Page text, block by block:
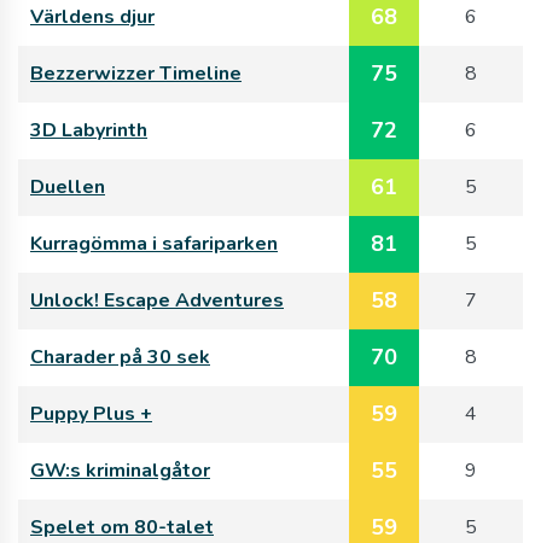
Världens djur 68 6
Bezzerwizzer Timeline 75 8
3D Labyrinth 72 6
Duellen 61 5
Kurragömma i safariparken 81 5
Unlock! Escape Adventures 58 7
Charader på 30 sek 70 8
Puppy Plus + 59 4
GW:s kriminalgåtor 55 9
Spelet om 80-talet 59 5